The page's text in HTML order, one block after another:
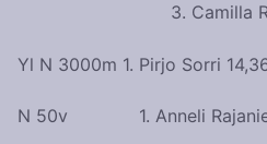
3. Camilla
Yl N 3000m 1. Pirjo Sorri
N 50v 1. Anneli